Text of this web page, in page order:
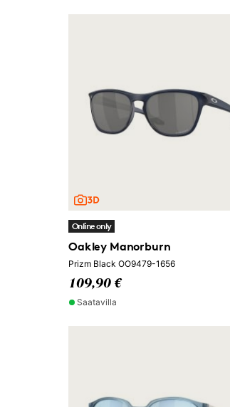
Online only
Oakley Manorburn
Prizm Black OO9479-1656
109,90 €
Saatavilla